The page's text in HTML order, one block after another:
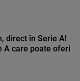
direct în Serie A!
A care poate oferi